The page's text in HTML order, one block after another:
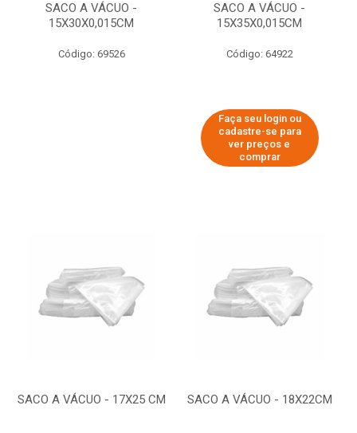
SACO A VÁCUO -
15X30X0,015CM
Código: 69526
SACO A VÁCUO -
15X35X0,015CM
Código: 64922
Faça seu login ou
cadastre-se para
ver preços e
comprar
SACO A VÁCUO - 17X25 CM SACO A VÁCUO - 18X22CM